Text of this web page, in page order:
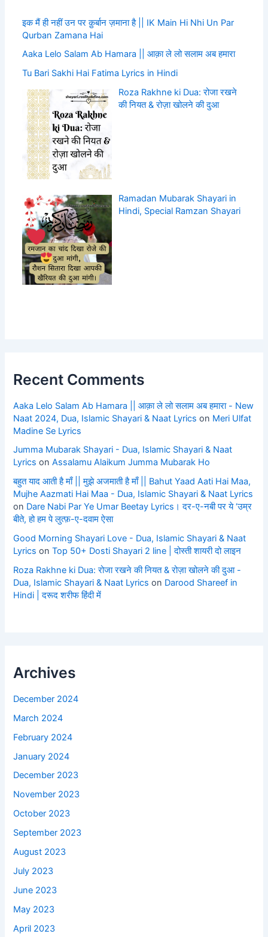
इक मैं ही नहीं उन पर क़ुर्बान ज़माना है || IK Main Hi Nhi Un Par
Qurban Zamana Hai
Aaka Lelo Salam Ab Hamara || आक़ा ले लो सलाम अब हमारा
Tu Bari Sakhi Hai Fatima Lyrics in Hindi
Roza Rakhne ki Dua: रोजा रखने
की नियत & रोज़ा खोलने की दुआ
Ramadan Mubarak Shayari in
Hindi, Special Ramzan Shayari
Recent Comments
Aaka Lelo Salam Ab Hamara || आक़ा ले लो सलाम अब हमारा - New
Naat 2024, Dua, Islamic Shayari & Naat Lyrics on Meri Ulfat
Madine Se Lyrics
Jumma Mubarak Shayari - Dua, Islamic Shayari & Naat
Lyrics onAssalamu Alaikum Jumma Mubarak Ho
बहुत याद आती है माँ || मुझे अजमाती है माँ || Bahut Yaad Aati Hai Maa,
Mujhe Aazmati Hai Maa - Dua, Islamic Shayari & Naat Lyrics
on Dare Nabi Par Ye Umar Beetay Lyrics। दर-ए-नबी पर ये ‘उम्र
बीते, हो हम पे लुत्फ़-ए-दवाम ऐसा
Good Morning Shayari Love - Dua, Islamic Shayari & Naat
Lyrics onTop 50+ Dosti Shayari 2 line | दोस्ती शायरी दो लाइन
Roza Rakhne ki Dua: रोजा रखने की नियत & रोज़ा खोलने की दुआ -
Dua, Islamic Shayari & Naat Lyrics on Darood Shareef in
Hindi | दरूद शरीफ हिंदी में
Archives
December 2024
March 2024
February 2024
January 2024
December 2023
November 2023
October 2023
September 2023
August 2023
July 2023
June 2023
May 2023
April 2023